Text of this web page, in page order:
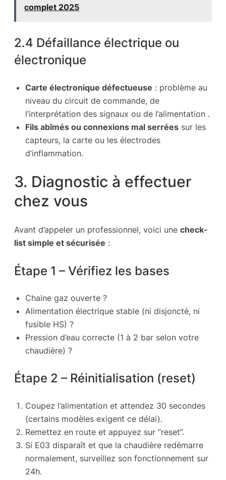
complet 2025
2.4 Défaillance électrique ou
électronique
Carte électronique défectueuse : problème au
niveau du circuit de commande, de
l’interprétation des signaux ou de l’alimentation .
Fils abîmés ou connexions mal serrées sur les
capteurs, la carte ou les électrodes
d’inflammation.
3. Diagnostic à effectuer
chez vous
Avant d’appeler un professionnel, voici une check-
list simple et sécurisée :
Étape 1 – Vérifiez les bases
Chaine gaz ouverte ?
Alimentation électrique stable (ni disjoncté, ni
fusible HS) ?
Pression d’eau correcte (1 à 2 bar selon votre
chaudière) ?
Étape 2 – Réinitialisation (reset)
Coupez l’alimentation et attendez 30 secondes
(certains modèles exigent ce délai).
Remettez en route et appuyez sur “reset”.
Si E03 disparaît et que la chaudière redémarre
normalement, surveillez son fonctionnement sur
24h.